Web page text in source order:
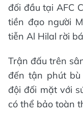
đối đầu tại AFC
tiền đạo người
tiễn Al Hilal rời
Trận đấu trên
đến tận phút bù
đội đối mặt với
có thể bảo toàn